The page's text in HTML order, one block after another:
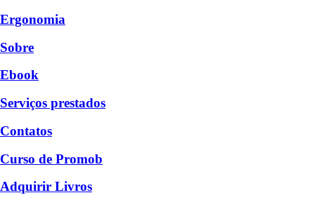
Ergonomia
Sobre
Ebook
Serviços prestados
Contatos
Curso de Promob
Adquirir Livros